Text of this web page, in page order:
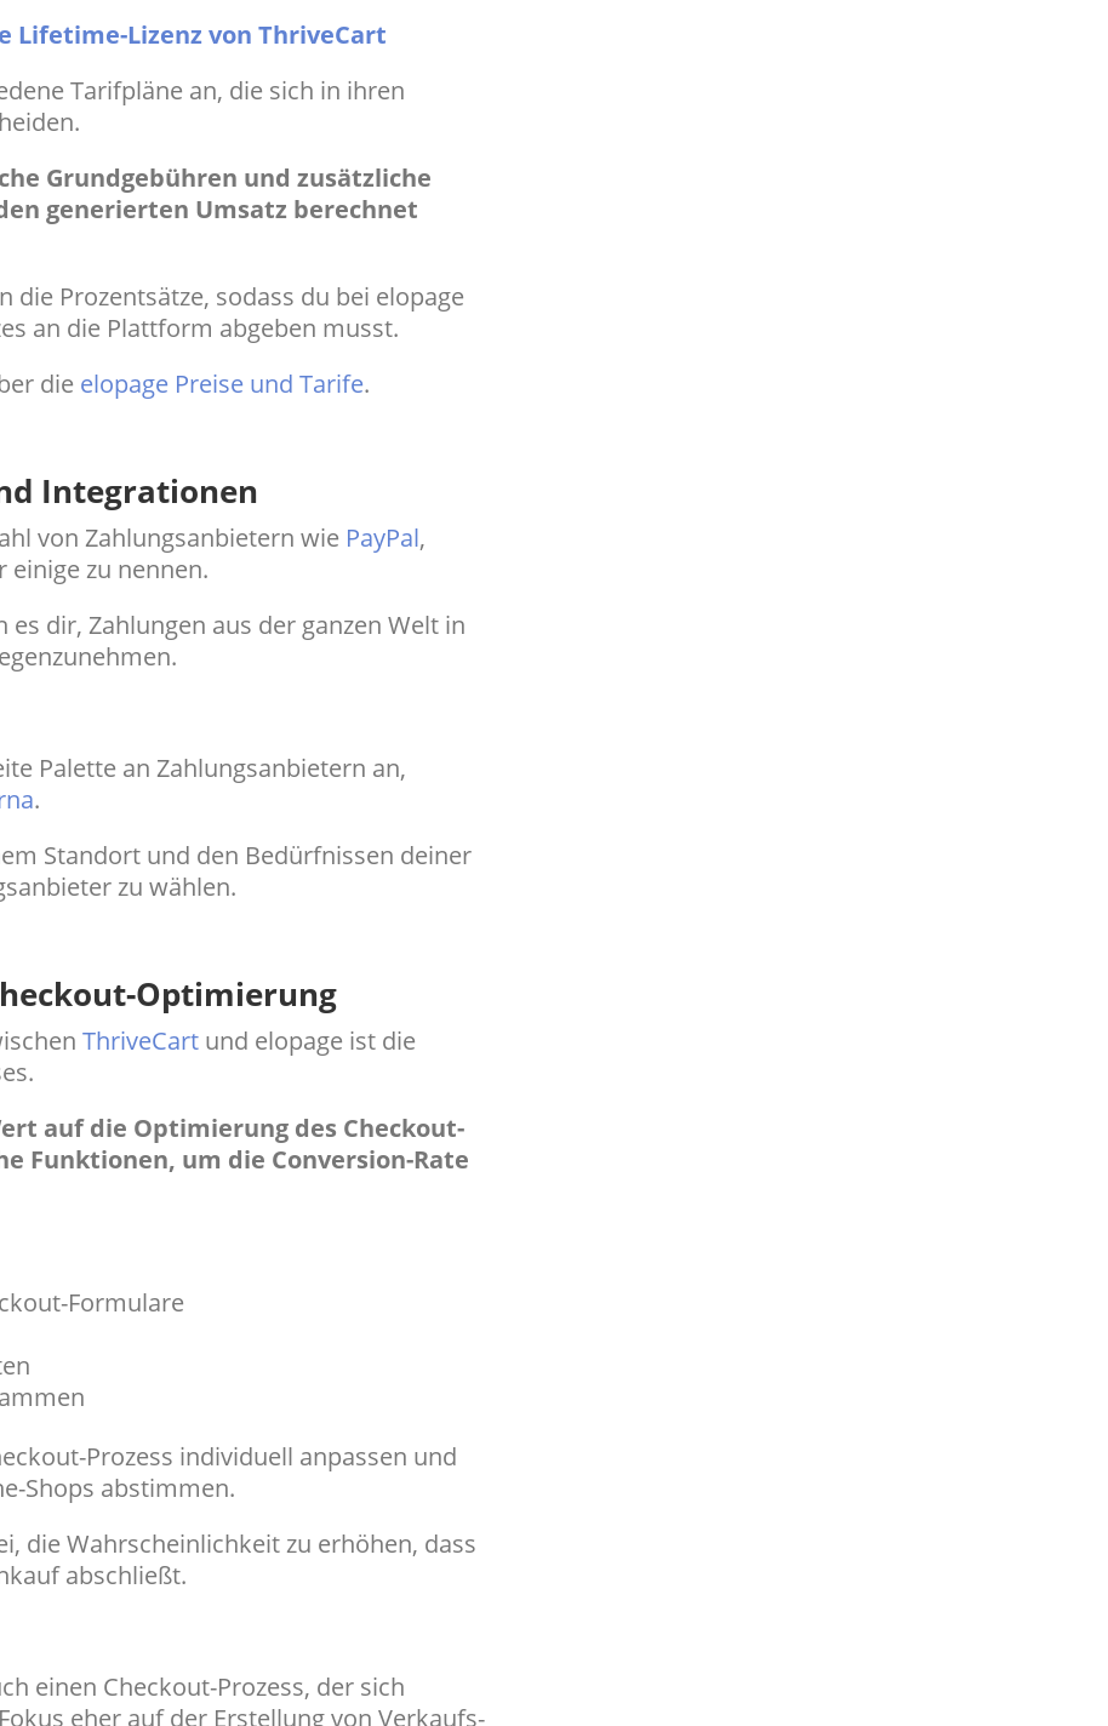
Lifetime-Lizenz von ThriveCart
Tarifpläne an, die sich in ihren
Grundgebühren und zusätzliche
generierten Umsatz berechnet
die Prozentsätze, sodass du bei elopage
an die Plattform abgeben musst.
die elopage Preise und Tarife.
Integrationen
von Zahlungsanbietern wie PayPal,
einige zu nennen.
dir, Zahlungen aus der ganzen Welt in
Palette an Zahlungsanbietern an,
.
Standort und den Bedürfnissen deiner
zu wählen.
Optimierung
ThriveCart und elopage ist die
auf die Optimierung des Checkout-
Funktionen, um die Conversion-Rate
Formulare
Prozess individuell anpassen und
Shops abstimmen.
die Wahrscheinlichkeit zu erhöhen, dass
abschließt.
einen Checkout-Prozess, der sich
eher auf der Erstellung von Verkaufs-